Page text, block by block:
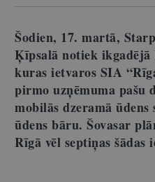
Šodien, 17. martā,
Ķīpsalā notiek
kuras ietvaros SIA
pirmo uzņēmuma
mobilās dzeramā
ūdens bāru. Šovasar
Rīgā vēl septiņas šādas